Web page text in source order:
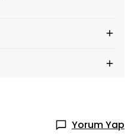
Yorum Yap